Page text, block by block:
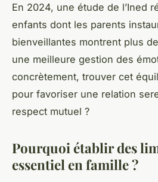
En 2024, une étude de l’Ined
enfants dont les parents
bienveillantes montrent plus
une meilleure gestion des
concrètement, trouver cet
pour favoriser une relation
respect mutuel ?
Pourquoi établir des
essentiel en famille ?